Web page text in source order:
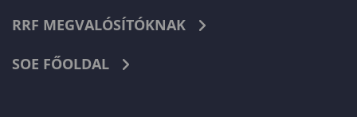
RRF MEGVALÓSÍTÓKNAK
SOE FŐOLDAL